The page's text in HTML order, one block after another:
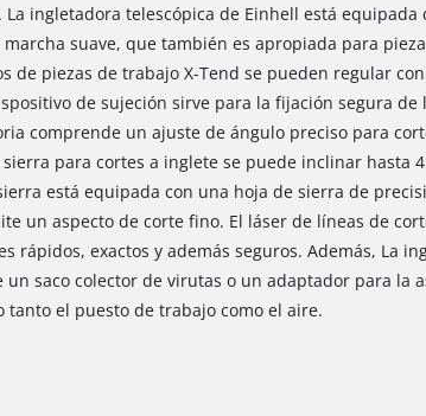
ingletadora telescópica de Einhell está equipada
suave, que también es apropiada para
de piezas de trabajo X-Tend se pueden regular
de sujeción sirve para la fijación segura de
comprende un ajuste de ángulo preciso para
para cortes a inglete se puede inclinar hasta
está equipada con una hoja de sierra de
un aspecto de corte fino. El láser de líneas de
rápidos, exactos y además seguros. Además, La
un saco colector de virutas o un adaptador para la
el puesto de trabajo como el aire.